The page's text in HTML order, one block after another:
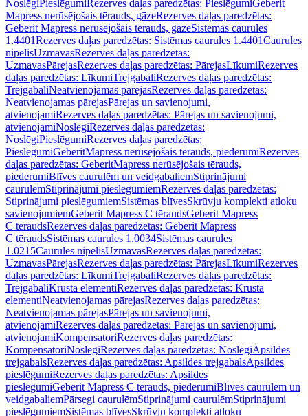
NoslēgiPieslēgumiRezerves daļas paredzētas: PieslēgumiGeberit
Mapress nerūsējošais tērauds, gāzeRezerves daļas paredzētas:
Geberit Mapress nerūsējošais tērauds, gāzeSistēmas caurules
1.4401Rezerves daļas paredzētas: Sistēmas caurules 1.4401Caurules
nipelisUzmavasRezerves daļas paredzētas:
UzmavasPārejasRezerves daļas paredzētas: PārejasLīkumiRezerves
daļas paredzētas: LīkumiTrejgabaliRezerves daļas paredzētas:
TrejgabaliNeatvienojamas pārejasRezerves daļas paredzētas:
Neatvienojamas pārejasPārejas un savienojumi,
atvienojamiRezerves daļas paredzētas: Pārejas un savienojumi,
atvienojamiNoslēgiRezerves daļas paredzētas:
NoslēgiPieslēgumiRezerves daļas paredzētas:
PieslēgumiGeberitMapress nerūsējošais tērauds, piederumiRezerves
daļas paredzētas: GeberitMapress nerūsējošais tērauds,
piederumiBlīves caurulēm un veidgabaliemStiprinājumi
caurulēmStiprinājumi pieslēgumiemRezerves daļas paredzētas:
Stiprinājumi pieslēgumiemSistēmas blīvesSkrūvju komplekti atloku
savienojumiemGeberit Mapress C tēraudsGeberit Mapress
C tēraudsRezerves daļas paredzētas: Geberit Mapress
C tēraudsSistēmas caurules 1.0034Sistēmas caurules
1.0215Caurules nipelisUzmavasRezerves daļas paredzētas:
UzmavasPārejasRezerves daļas paredzētas: PārejasLīkumiRezerves
daļas paredzētas: LīkumiTrejgabaliRezerves daļas paredzētas:
TrejgabaliKrusta elementiRezerves daļas paredzētas: Krusta
elementiNeatvienojamas pārejasRezerves daļas paredzētas:
Neatvienojamas pārejasPārejas un savienojumi,
atvienojamiRezerves daļas paredzētas: Pārejas un savienojumi,
atvienojamiKompensatoriRezerves daļas paredzētas:
KompensatoriNoslēgiRezerves daļas paredzētas: NoslēgiApsildes
trejgabalsRezerves daļas paredzētas: Apsildes trejgabalsApsildes
pieslēgumiRezerves daļas paredzētas: Apsildes
pieslēgumiGeberit Mapress C tērauds, piederumiBlīves caurulēm un
veidgabaliemPārsegi caurulēmStiprinājumi caurulēmStiprinājumi
pieslēgumiemSistēmas blīvesSkrūvju komplekti atloku